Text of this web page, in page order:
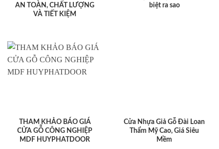
AN TOÀN, CHẤT LƯỢNG
VÀ TIẾT KIỆM
biệt ra sao
THAM KHẢO BÁO GIÁ
CỬA GỖ CÔNG NGHIỆP
MDF HUYPHATDOOR
Cửa Nhựa Giả Gỗ Đài Loan
Thẩm Mỹ Cao, Giá Siêu
Mềm